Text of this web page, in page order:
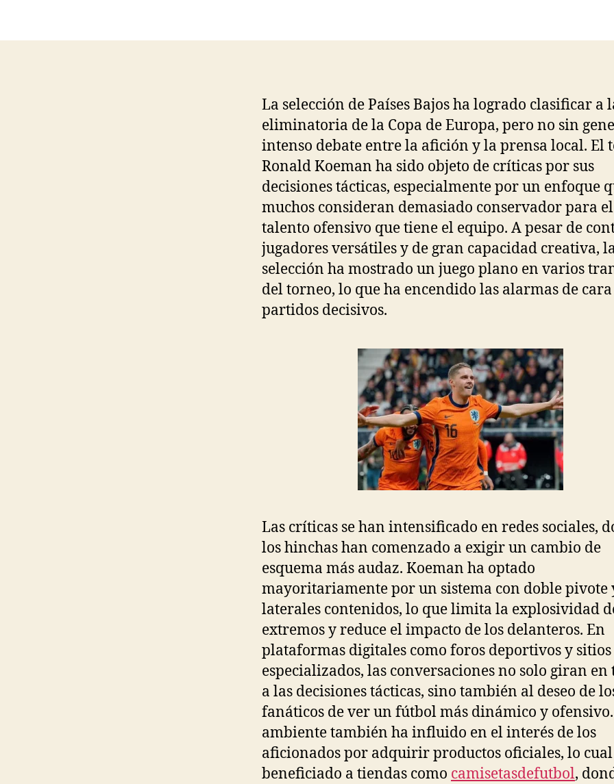
La selección de Países Bajos ha logrado clasificar a
eliminatoria de la Copa de Europa, pero no sin
intenso debate entre la afición y la prensa local. El
Ronald Koeman ha sido objeto de críticas por sus
decisiones tácticas, especialmente por un enfoque
muchos consideran demasiado conservador para el
talento ofensivo que tiene el equipo. A pesar de
jugadores versátiles y de gran capacidad creativa,
selección ha mostrado un juego plano en varios
del torneo, lo que ha encendido las alarmas de
partidos decisivos.
Las críticas se han intensificado en redes sociales,
los hinchas han comenzado a exigir un cambio de
esquema más audaz. Koeman ha optado
mayoritariamente por un sistema con doble pivote
laterales contenidos, lo que limita la explosividad
extremos y reduce el impacto de los delanteros. En
plataformas digitales como foros deportivos y sitios
especializados, las conversaciones no solo giran en
a las decisiones tácticas, sino también al deseo de
fanáticos de ver un fútbol más dinámico y ofensivo.
ambiente también ha influido en el interés de los
aficionados por adquirir productos oficiales, lo
beneficiado a tiendas como camisetasdefutbol,